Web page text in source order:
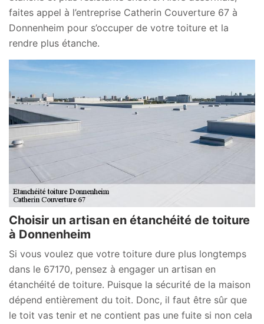
faites appel à l’entreprise Catherin Couverture 67 à
Donnenheim pour s’occuper de votre toiture et la
rendre plus étanche.
Choisir un artisan en étanchéité de toiture
à Donnenheim
Si vous voulez que votre toiture dure plus longtemps
dans le 67170, pensez à engager un artisan en
étanchéité de toiture. Puisque la sécurité de la maison
dépend entièrement du toit. Donc, il faut être sûr que
le toit vas tenir et ne contient pas une fuite si non cela